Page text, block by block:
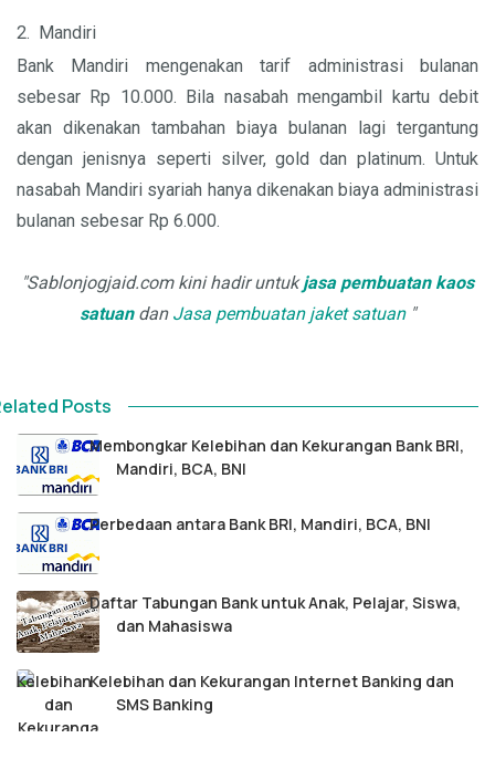
2. Mandiri
Bank Mandiri mengenakan tarif administrasi bulanan
sebesar Rp 10.000. Bila nasabah mengambil kartu debit
akan dikenakan tambahan biaya bulanan lagi tergantung
dengan jenisnya seperti silver, gold dan platinum. Untuk
nasabah Mandiri syariah hanya dikenakan biaya administrasi
bulanan sebesar Rp 6.000.
"Sablonjogjaid.comkini hadir untukjasa pembuatan kaos
satuan dan Jasa pembuatan jaket satuan"
Posts
Membongkar Kelebihan dan Kekurangan Bank BRI,
Mandiri, BCA, BNI
Perbedaan antara Bank BRI, Mandiri, BCA, BNI
Daftar Tabungan Bank untuk Anak, Pelajar, Siswa,
dan Mahasiswa
Kelebihan dan Kekurangan Internet Banking dan
SMS Banking